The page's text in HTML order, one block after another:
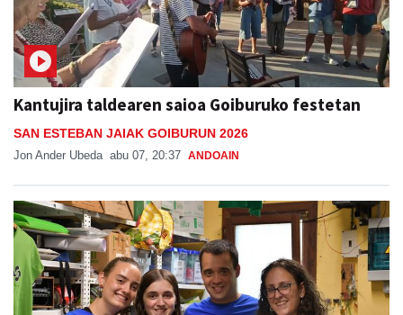
Kantujira taldearen saioa Goiburuko festetan
SAN ESTEBAN JAIAK GOIBURUN 2026
Jon Ander Ubeda abu 07, 20:37 ANDOAIN